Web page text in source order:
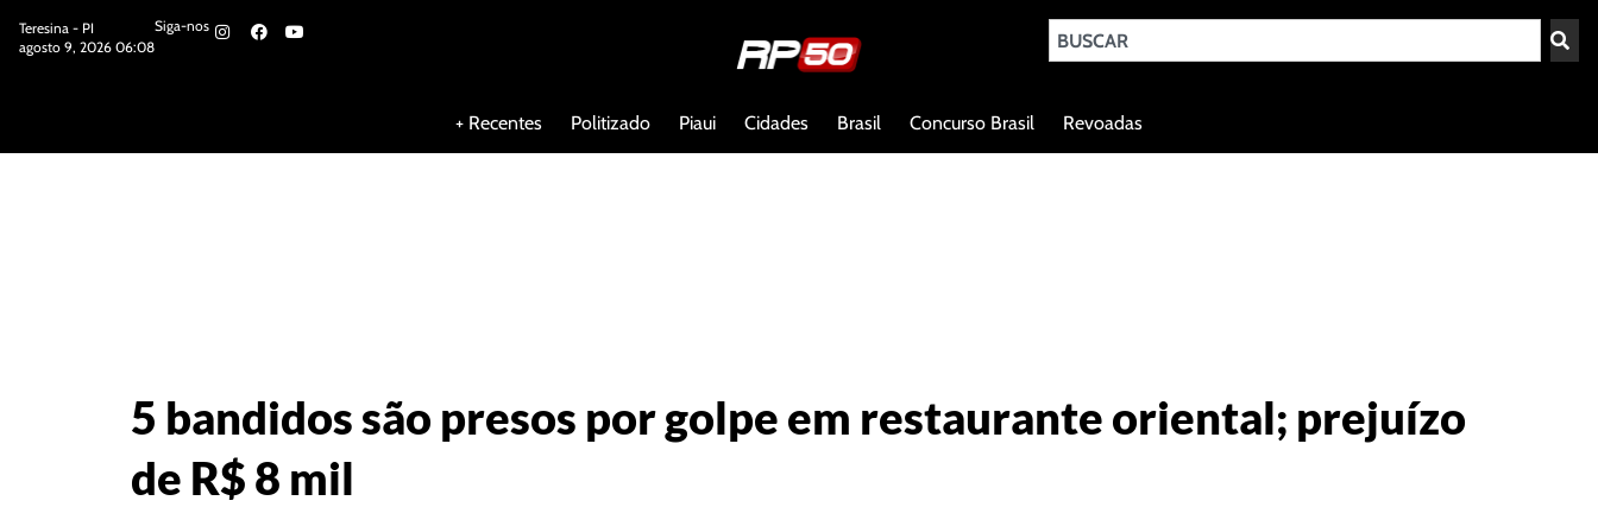
Teresina - PI
agosto 9, 2026 06:08
Siga-nos
+ Recentes Politizado Piaui Cidades Brasil Concurso Brasil Revoadas
5 bandidos são presos por golpe em restaurante oriental; prejuízo
de R$ 8 mil